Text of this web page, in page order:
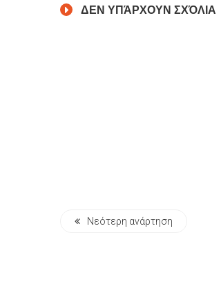
ΔΕΝ ΥΠΆΡΧΟΥΝ ΣΧΌΛΙΑ
Νεότερη ανάρτηση